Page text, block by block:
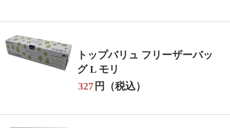
トップバリュ フリーザーバッ
グ L モリ
327 円（税込）